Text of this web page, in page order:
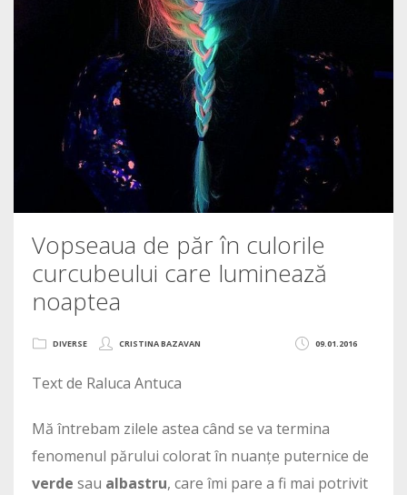
Vopseaua de păr în culorile
curcubeului care luminează
noaptea
09.01.2016
DIVERSE CRISTINA BAZAVAN
Text de Raluca Antuca
Mă întrebam zilele astea când se va termina
fenomenul părului colorat în nuanțe puternice de
verde sau albastru, care îmi pare a fi mai potrivit